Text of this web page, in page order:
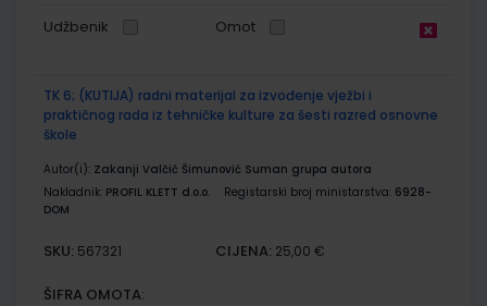
Udžbenik Omot
TK 6; (KUTIJA) radni materijal za izvođenje vježbi i
praktičnog rada iz tehničke kulture za šesti razred osnovne
škole
Autor(i): Zakanji Valčić Šimunović Suman grupa autora
Nakladnik: PROFIL KLETT d.o.o. Registarski broj ministarstva: 6928-
DOM
SKU: 567321 CIJENA: 25,00 €
ŠIFRA OMOTA: